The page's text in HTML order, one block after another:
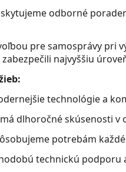
odborné
pre samosprávy pri
najvyššiu
technológie a
dlhoročné skúsenosti v
potrebám
technickú podporu